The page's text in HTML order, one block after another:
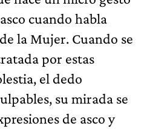
cuando habla
la Mujer. Cuando se
por estas
el dedo
su mirada se
de asco y